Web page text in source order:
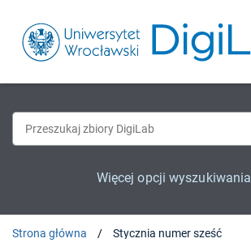
Więcej opcji wyszukiwania
Strona główna Stycznia numer sześć